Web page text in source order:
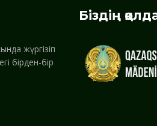
жүргізіп
бірден-бір
Біздің